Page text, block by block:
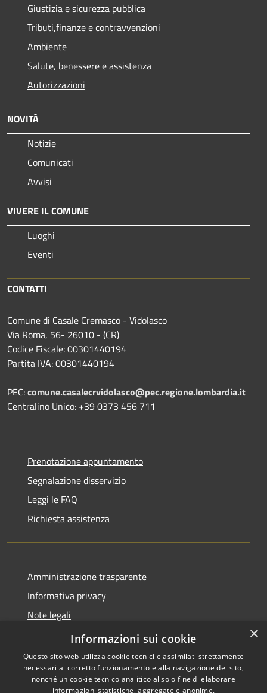
Giustizia e sicurezza pubblica
Tributi,finanze e contravvenzioni
Ambiente
Salute, benessere e assistenza
Autorizzazioni
NOVITÀ
Notizie
Comunicati
Avvisi
VIVERE IL COMUNE
Luoghi
Eventi
CONTATTI
Comune di Casale Cremasco - Vidolasco
Via Roma, 56- 26010 - (CR)
Codice Fiscale: 00301440194
Partita IVA: 00301440194
PEC:comune.casalecrvidolasco@pec.regione.lombardia.it
Centralino Unico: +39 0373 456 711
Prenotazione appuntamento
Segnalazione disservizio
Leggi le FAQ
Richiesta assistenza
Amministrazione trasparente
Informativa privacy
Note legali
Dichiarazione di accessibilità
×
Informazioni sui cookie
Questo sito web utilizza cookie tecnici e assimilati strettamente
necessari al corretto funzionamento e alla navigazione del sito,
nonché un cookie tecnico analitico al solo fine di elaborare
informazioni statistiche, aggregate e anonime.